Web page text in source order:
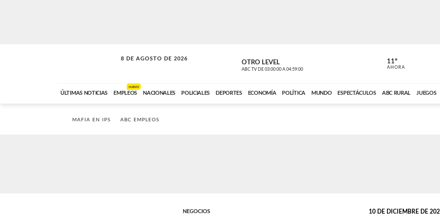
8 DE AGOSTO DE 2026
SOLO MÚSICA OTRO LEVEL
ABC TV DE 03:00:00 A 04:59:00 ABC CARDINAL
11º
AHORA
ÚLTIMAS NOTICIAS EMPLEOS
NUEVO
NACIONALES POLICIALES DEPORTES ECONOMÍA POLÍTICA MUNDO ESPECTÁCULOS ABC RURAL JUEGOS
MAFIA EN IPS ABC EMPLEOS
NEGOCIOS 10 DE DICIEMBRE DE